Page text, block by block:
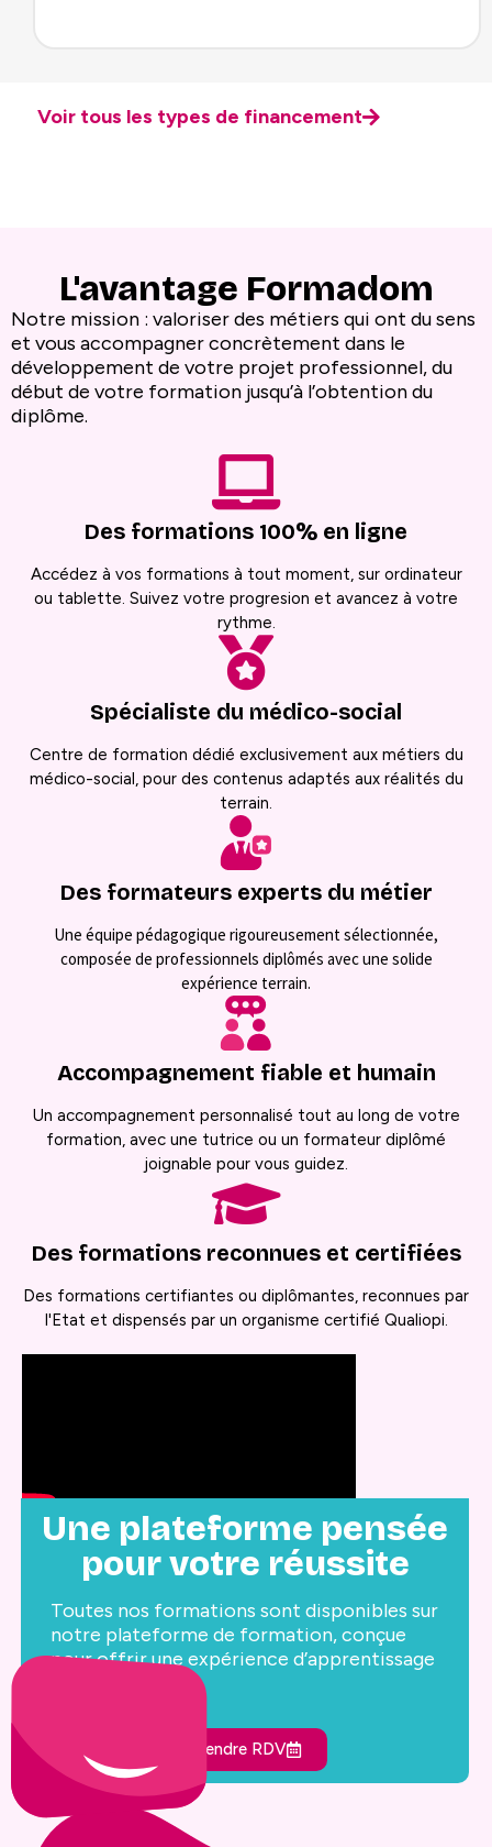
Voir tous les types de financement
L'avantage Formadom
Notre mission : valoriser des métiers qui ont du sens
et vous accompagner concrètement dans le
développement de votre projet professionnel, du
début de votre formation jusqu’à l’obtention du
diplôme.
Des formations 100% en ligne
Accédez à vos formations à tout moment, sur ordinateur
ou tablette. Suivez votre progresion et avancez à votre
rythme.
Spécialiste du médico-social
Centre de formation dédié exclusivement aux métiers du
médico-social, pour des contenus adaptés aux réalités du
terrain.
Des formateurs experts du métier
Une équipe pédagogique rigoureusement sélectionnée,
composée de professionnels diplômés avec une solide
expérience terrain.
Accompagnement fiable et humain
Un accompagnement personnalisé tout au long de votre
formation, avec une tutrice ou un formateur diplômé
joignable pour vous guidez.
Des formations reconnues et certifiées
Des formations certifiantes ou diplômantes, reconnues par
l'Etat et dispensés par un organisme certifié Qualiopi.
Une plateforme pensée
pour votre réussite
Toutes nos formations sont disponibles sur
notre plateforme de formation, conçue
pour offrir une expérience d’apprentissage
Prendre RDV